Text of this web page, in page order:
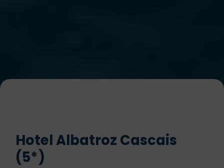
Hotel Albatroz Cascais
(5*)